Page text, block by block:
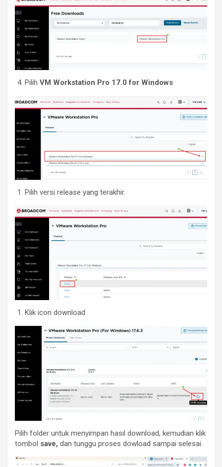
Pilih VM Workstation Pro 17.0 for Windows
Pilih versi release yang terakhir.
Klik icon download
Pilih folder untuk menyimpan hasil download, kemudian klik
tombol save, dan tunggu proses dowload sampai selesai.